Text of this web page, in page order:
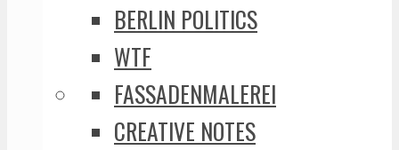
BERLIN POLITICS
WTF
FASSADENMALEREI
CREATIVE NOTES